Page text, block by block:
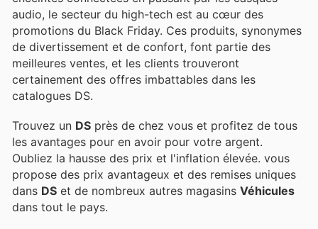
audio, le secteur du high-tech est au cœur des
promotions du Black Friday. Ces produits, synonymes
de divertissement et de confort, font partie des
meilleures ventes, et les clients trouveront
certainement des offres imbattables dans les
catalogues DS.
Trouvez un DS près de chez vous et profitez de tous
les avantages pour en avoir pour votre argent.
Oubliez la hausse des prix et l'inflation élevée. vous
propose des prix avantageux et des remises uniques
dans DS et de nombreux autres magasins Véhicules
dans tout le pays.